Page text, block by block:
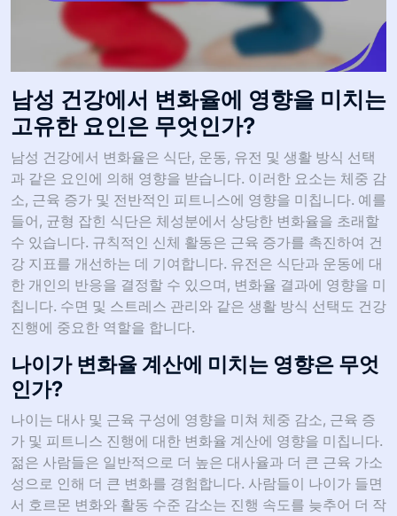
남성 건강에서 변화율에 영향을 미치는
고유한 요인은 무엇인가?
남성 건강에서 변화율은 식단, 운동, 유전 및 생활 방식 선택
과 같은 요인에 의해 영향을 받습니다. 이러한 요소는 체중 감
소, 근육 증가 및 전반적인 피트니스에 영향을 미칩니다. 예를
들어, 균형 잡힌 식단은 체성분에서 상당한 변화율을 초래할
수 있습니다. 규칙적인 신체 활동은 근육 증가를 촉진하여 건
강 지표를 개선하는 데 기여합니다. 유전은 식단과 운동에 대
한 개인의 반응을 결정할 수 있으며, 변화율 결과에 영향을 미
칩니다. 수면 및 스트레스 관리와 같은 생활 방식 선택도 건강
진행에 중요한 역할을 합니다.
나이가 변화율 계산에 미치는 영향은 무엇
인가?
나이는 대사 및 근육 구성에 영향을 미쳐 체중 감소, 근육 증
가 및 피트니스 진행에 대한 변화율 계산에 영향을 미칩니다.
젊은 사람들은 일반적으로 더 높은 대사율과 더 큰 근육 가소
성으로 인해 더 큰 변화를 경험합니다. 사람들이 나이가 들면
서 호르몬 변화와 활동 수준 감소는 진행 속도를 늦추어 더 작